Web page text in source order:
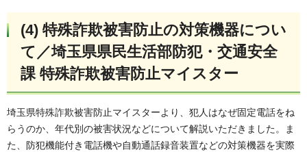
(4) 特殊詐欺被害防止の対策機器につい
て／埼玉県県民生活部防犯・交通安全
課 特殊詐欺被害防止マイスター
埼玉県特殊詐欺被害防止マイスターより、犯人はなぜ固定電話をね
らうのか、年代別の被害状況などについて解説いただきました。ま
た、防犯機能付き電話機や自動通話録音装置などの対策機器を実際